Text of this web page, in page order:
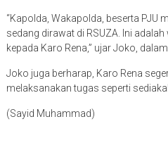
“Kapolda, Wakapolda, beserta PJU
sedang dirawat di RSUZA. Ini
kepada Karo Rena,” ujar Joko,
Joko juga berharap, Karo Rena
melaksanakan tugas seperti
(Sayid Muhammad)